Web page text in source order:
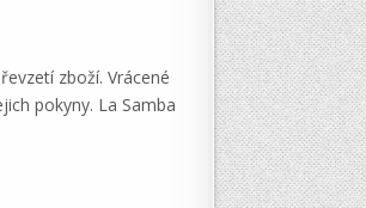
zboží. Vrácené
pokyny. La Samba